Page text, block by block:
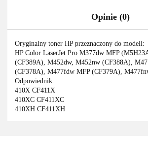
Opinie (0)
Oryginalny toner HP przeznaczony do modeli:
HP Color LaserJet Pro M377dw MFP
(CF389A), M452dw, M452nw (CF388A),
(CF378A), M477fdw MFP (CF379A),
Odpowiednik:
410X CF411X
410XC CF411XC
410XH CF411XH